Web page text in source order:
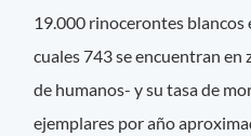
19.000 rinocerontes blancos
cuales 743 se encuentran
de humanos- y su tasa de
ejemplares por año